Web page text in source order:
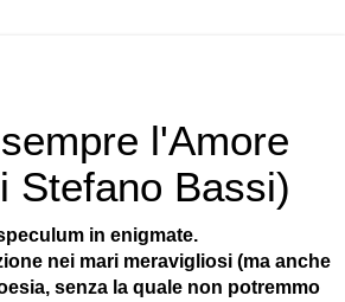
l'Amore
Stefano Bassi)
in enigmate.
nei mari meravigliosi (ma anche
senza la quale non potremmo